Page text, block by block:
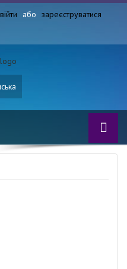
або зареєструватися